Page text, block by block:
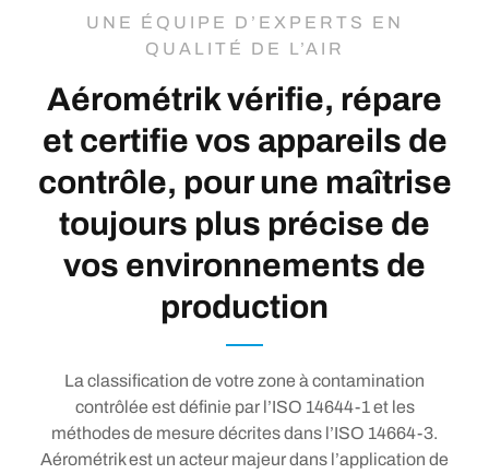
UNE ÉQUIPE D’EXPERTS EN
QUALITÉ DE L’AIR
Aérométrik vérifie, répare
et certifie vos appareils de
contrôle, pour une maîtrise
toujours plus précise de
vos environnements de
production
La classification de votre zone à contamination
contrôlée est définie par l’ISO 14644-1 et les
méthodes de mesure décrites dans l’ISO 14664-3.
Aérométrik est un acteur majeur dans l’application de